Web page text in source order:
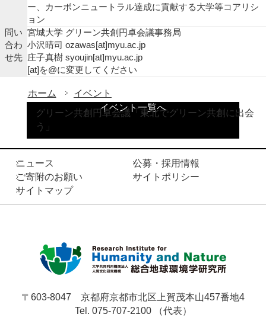
ー、カーボンニュートラル達成に貢献する大学等コアリシ
ョン
問い
合わ
せ先
宮城大学 グリーン共創円卓会議事務局
小沢晴司 ozawas[at]myu.ac.jp
庄子真樹 syoujin[at]myu.ac.jp
[at]を@に変更してください
イベント一覧へ
ホーム
イベント
グリーン共創円卓会議「東北でグリーン共創に出会
う」
ニュース
公募・採用情報
ご寄附のお願い
サイトポリシー
サイトマップ
〒603-8047 京都府京都市北区上賀茂本山457番地4
Tel. 075-707-2100 （代表）